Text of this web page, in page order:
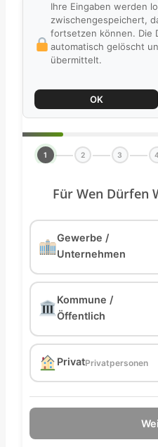
Ihre Eingaben werden
zwischengespeichert,
fortsetzen können. Die
automatisch gelöscht
übermittelt.
OK
1 2 3
Für Wen Dürfen
Gewerbe /
Unternehmen
Kommune /
Öffentlich
PrivatPrivatpersonen